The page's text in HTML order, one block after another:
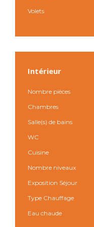
Volets
Intérieur
Nombre pièces
Chambres
Salle(s) de bains
WC
Cuisine
Nombre niveaux
Exposition Séjour
Type Chauffage
Eau chaude